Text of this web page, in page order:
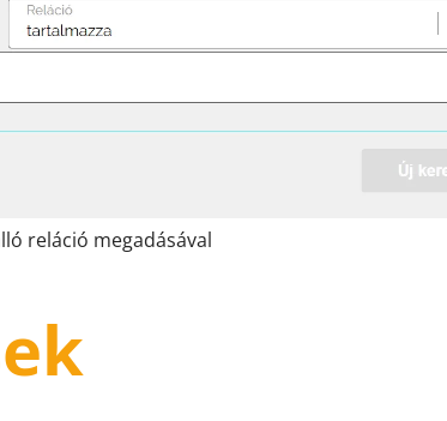
reláció megadásával